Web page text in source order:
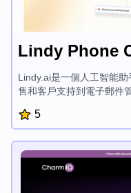
Lindy Phone
Lindy.ai是一個人工智能
售和客戶支持到電子郵件
工智能代理。
5